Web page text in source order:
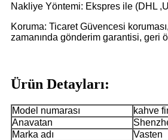
Nakliye Yöntemi: Ekspres ile (DHL
Koruma: Ticaret Güvencesi
zamanında gönderim garantisi, geri
Ürün Detayları:
Model numarası
kahve
Anavatan
Marka adı
Vasten